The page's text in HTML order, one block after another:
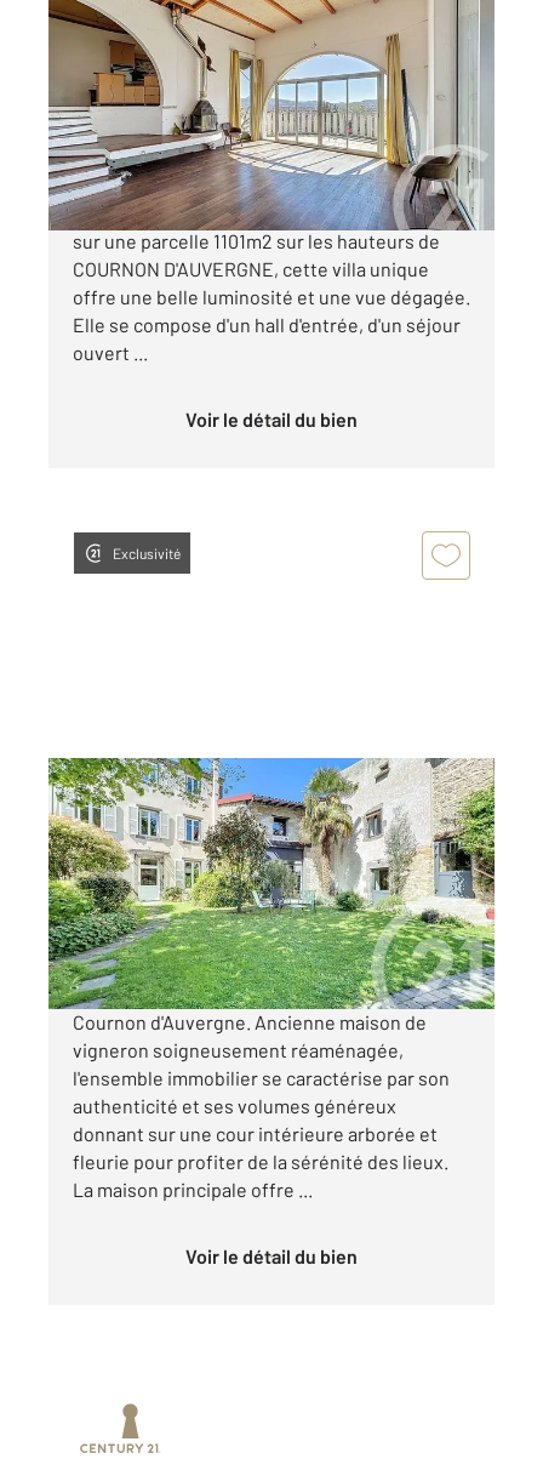
COURNON D AUVERGNE 63
203,52 m
, 6 pièces
Ref : 14929
Maison à vendre
330 000 €
MAISON D'ARCHITECTE. Construite en 2002
sur une parcelle 1101m2 sur les hauteurs de
COURNON D'AUVERGNE, cette villa unique
offre une belle luminosité et une vue dégagée.
Elle se compose d'un hall d'entrée, d'un séjour
ouvert ...
Voir le détail du bien
Exclusivité
COURNON D AUVERGNE 63
361,77 m2, 12 pièces
Ref : 13484
Maison à vendre
690 000 €
Visiter le site dédié
Cournon d'Auvergne. Ancienne maison de
vigneron soigneusement réaménagée,
l'ensemble immobilier se caractérise par son
authenticité et ses volumes généreux
donnant sur une cour intérieure arborée et
fleurie pour profiter de la sérénité des lieux.
La maison principale offre ...
Voir le détail du bien